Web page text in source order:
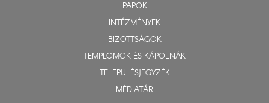
PAPOK
INTÉZMÉNYEK
BIZOTTSÁGOK
TEMPLOMOK ÉS KÁPOLNÁK
TELEPÜLÉSJEGYZÉK
MÉDIATÁR